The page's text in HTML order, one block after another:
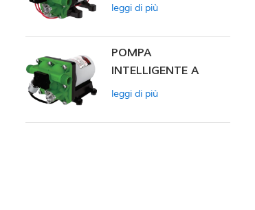
leggi di più
POMPA
INTELLIGENTE A
PRESSIONE
42
leggi di più